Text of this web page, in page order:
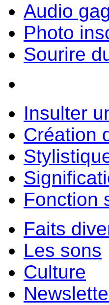
Audio
Photo
Sourire
Insulter
Création
Fonction
Faits
Les sons
Culture